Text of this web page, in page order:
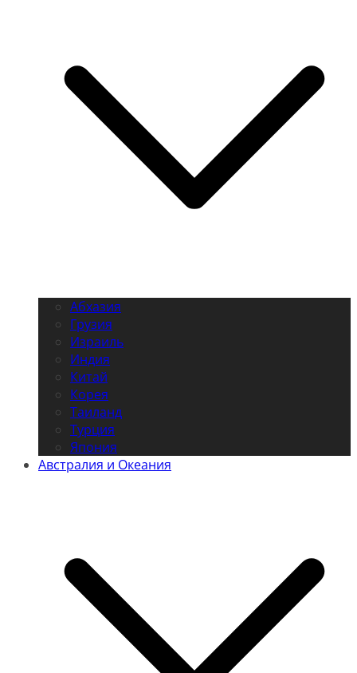
Абхазия
Грузия
Израиль
Индия
Китай
Корея
Таиланд
Турция
Япония
Австралия и Океания